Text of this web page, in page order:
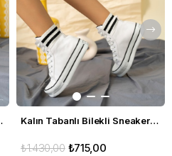
GRİ Kalın Tabanlı Bilekli Sneakers BYZ-SYH
₺715,00
₺1.430,00